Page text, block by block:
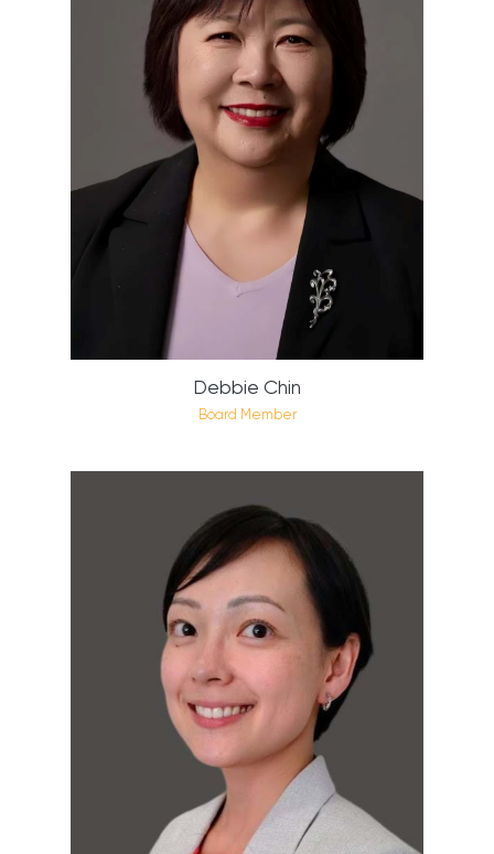
Debbie Chin
Board Member